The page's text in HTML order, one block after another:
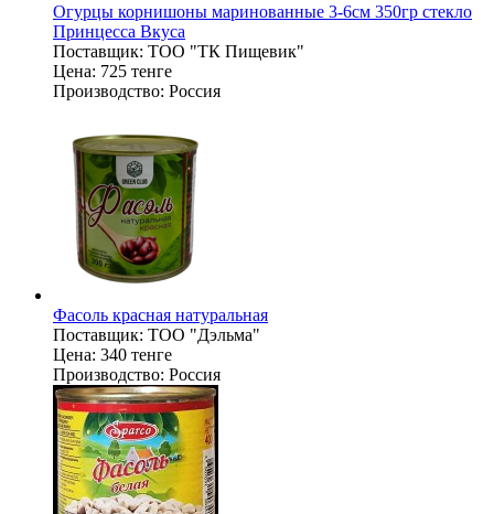
Огурцы корнишоны маринованные 3-6см 350гр стекло
Принцесса Вкуса
Поставщик: ТОО "ТК Пищевик"
Цена: 725 тенге
Производство: Россия
Фасоль красная натуральная
Поставщик: ТОО "Дэльма"
Цена: 340 тенге
Производство: Россия